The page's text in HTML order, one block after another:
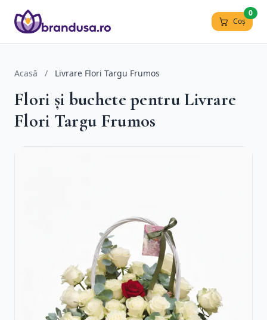
Coș
0
Acasă / Livrare Flori Targu Frumos
Flori și buchete pentru Livrare
Flori Targu Frumos